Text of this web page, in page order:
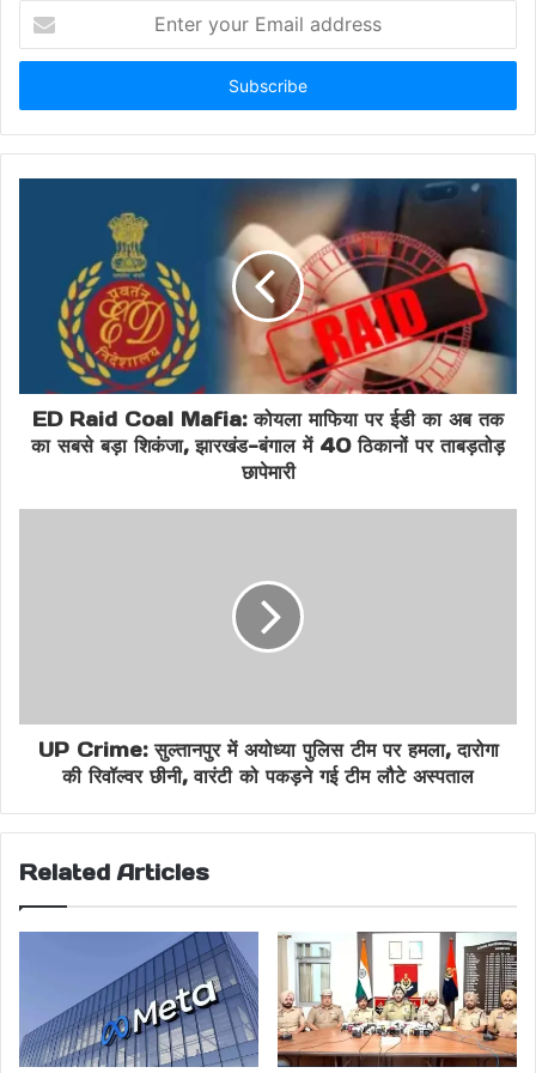
Bengal seismic activity Dhaka tremors
India Bangladesh quake
Kolkata earthquake today
Kolkata news today
Narsingdi quake center
no damage quake news
South Asia earthquake
West Bengal earthquake
your
Email
ED Raid Coal Mafia: कोयला माफिया पर ईडी का अब तक
का सबसे बड़ा शिकंजा, झारखंड-बंगाल में 40 ठिकानों पर ताबड़तोड़
छापेमारी
UP Crime: सुल्तानपुर में अयोध्या पुलिस टीम पर हमला, दारोगा
की रिवॉल्वर छीनी, वारंटी को पकड़ने गई टीम लौटे अस्पताल
Related Articles